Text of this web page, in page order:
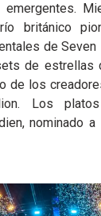
británico
de
de estrellas
de los
Los
nominado